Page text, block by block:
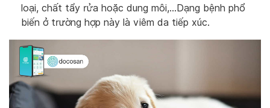
loại, chất tẩy rửa hoặc dung môi,…Dạng bệnh phổ
biến ở trường hợp này là viêm da tiếp xúc.